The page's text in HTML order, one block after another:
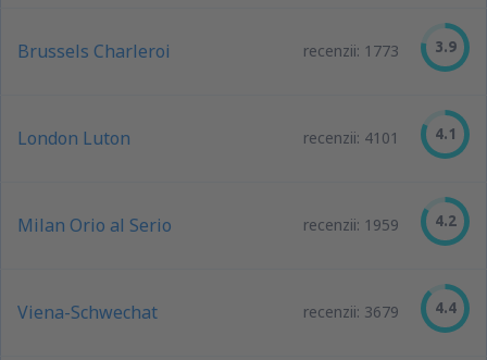
Brussels Charleroi recenzii: 1773 3.9
London Luton recenzii: 4101 4.1
Milan Orio al Serio recenzii: 1959 4.2
Viena-Schwechat recenzii: 3679 4.4